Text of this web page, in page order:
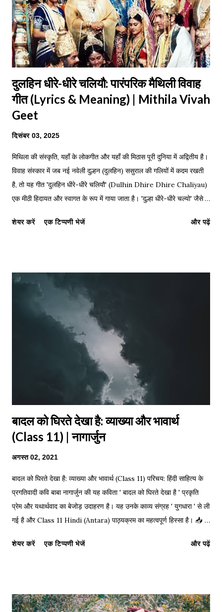
दुलहिन धीरे-धीरे चलियौ: पारंपरिक मैथिली विवाह
गीत (Lyrics & Meaning) | Mithila Vivah
Geet
दिसंबर 03, 2025
मिथिला की संस्कृति, यहाँ के लोकगीत और यहाँ की मिठास पूरी दुनिया में अद्वितीय है।
विवाह संस्कार में जब नई नवेली दुल्हन (दुलहिन) ससुराल की गलियों में कदम रखती
है, तो यह गीत 'दुलहिन धीरे-धीरे चलियौ' (Dulhin Dhire Dhire Chaliyau)
एक मीठी हिदायत और स्वागत के रूप में गाया जाता है। 'दुल्हा धीरे-धीरे चल्यो' जैसे
मैथिली साहित्य को ऊंचाइयों पर पहुँचाया, उसी प्रकार हमारे पारंपरिक विवाह गीतों ने
धीरे चलियौ ससुर गलिया। ससुर गलिया हो, भैंसूर गलिया, दुलहिन सासु सँ बोलियौ
मधुर बोलिया। दुलहिन धीरे-धीरे चलियौ ससुर गलिया। मधुर बोलिया हो, अनार
कलिया, मधुर बोलिया हो, अनार कलिया। दुलहिन ननदि के दियौ हजार डलिया,
दुलहिन धीरे-धीरे चलियौ ससुर गलिया। हजार डलिया हो, गुलाब कलिया, हजार
शेयर करें एक टिप्पणी भेजें और पढ़ें
बादल को घिरते देखा है: व्याख्या और भावार्थ
(Class 11) | नागार्जुन
अगस्त 02, 2021
बादल को घिरते देखा है: व्याख्या और भावार्थ (Class 11) परिचय: हिंदी साहित्य के
प्रगतिवादी कवि बाबा नागार्जुन की यह कविता ' बादल को घिरते देखा है ' प्रकृति
प्रेम और यथार्थवाद का बेजोड़ उदाहरण है। यह उनके काव्य संग्रह ' युगधारा ' से ली
गई है और Class 11 Hindi (Antara) पाठ्यक्रम का महत्वपूर्ण हिस्सा है। 📥
परीक्षा उपयोगी: सप्रसंग व्याख्या का प्रारूप संदर्भ (Reference): प्रस्तुत पंक्तियाँ
किया है। विशेष (Key Points): 1. भाषा सरल और तत्सम प्रधान है। 2. प्रकृति
शेयर करें एक टिप्पणी भेजें और पढ़ें